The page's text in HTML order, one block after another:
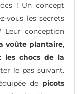
! Un concept
vous les secrets
Leur conception
voûte plantaire,
les chocs de la
le pas suivant.
de picots